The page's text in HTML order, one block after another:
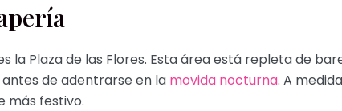
la Plaza de las Flores. Esta área está repleta de
de adentrarse en la movida nocturna. A
más festivo.